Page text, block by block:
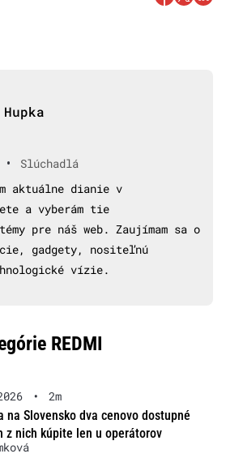
•
Slúchadlá
aktuálne dianie v
a vyberám tie
pre náš web. Zaujímam sa o
gadgety, nositeľnú
vízie.
REDMI
•
2m
na Slovensko dva cenovo dostupné
z nich kúpite len u operátorov